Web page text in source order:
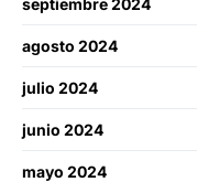
agosto 2024
julio 2024
junio 2024
mayo 2024